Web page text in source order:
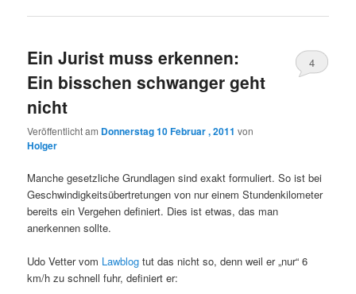
Ein Jurist muss erkennen:
Ein bisschen schwanger geht
nicht
Veröffentlicht am Donnerstag 10 Februar , 2011 von
Holger
4
Manche gesetzliche Grundlagen sind exakt formuliert. So ist bei
Geschwindigkeitsübertretungen von nur einem Stundenkilometer
bereits ein Vergehen definiert. Dies ist etwas, das man
anerkennen sollte.
Udo Vetter vom Lawblogtut das nicht so, denn weil er „nur“ 6
km/h zu schnell fuhr, definiert er: